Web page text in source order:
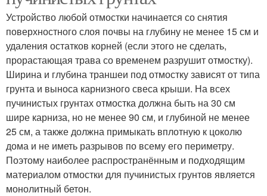
Устройство любой отмостки начинается со снятия
поверхностного слоя почвы на глубину не менее 15 см и
удаления остатков корней (если этого не сделать,
прорастающая трава со временем разрушит отмостку).
Ширина и глубина траншеи под отмостку зависят от типа
грунта и выноса карнизного свеса крыши. На всех
пучинистых грунтах отмостка должна быть на 30 см
шире карниза, но не менее 90 см, и глубиной не менее
25 см, а также должна примыкать вплотную к цоколю
дома и не иметь разрывов по всему его периметру.
Поэтому наиболее распространённым и подходящим
материалом отмостки для пучинистых грунтов является
монолитный бетон.